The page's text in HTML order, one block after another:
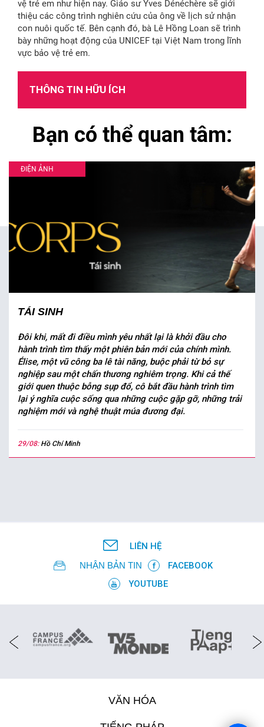
vệ trẻ em như hiện nay. Giáo sư Yves Dénéchère sẽ giới
thiệu các công trình nghiên cứu của ông về lịch sử nhận
con nuôi quốc tế. Bên cạnh đó, bà Lê Hồng Loan sẽ trình
bày những hoạt động của UNICEF tại Việt Nam trong lĩnh
vực bảo vệ trẻ em.
THÔNG TIN HỮU ÍCH
Bạn có thể quan tâm:
ĐIỆN ẢNH
TÁI SINH
Đôi khi, mất đi điều mình yêu nhất lại là khởi đầu cho
hành trình tìm thấy một phiên bản mới của chính mình.
Élise, một vũ công ba lê tài năng, buộc phải từ bỏ sự
nghiệp sau một chấn thương nghiêm trọng. Khi cả thế
giới quen thuộc bỗng sụp đổ, cô bắt đầu hành trình tìm
lại ý nghĩa cuộc sống qua những cuộc gặp gỡ, những trải
nghiệm mới và nghệ thuật múa đương đại.
29/08: Hồ Chí Minh
LIÊN HỆ
NHẬN BẢN TIN
FACEBOOK
YOUTUBE
VĂN HÓA